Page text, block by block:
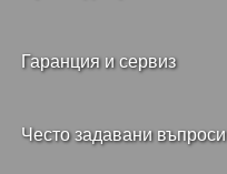
Гаранция и сервиз
Често задавани въпроси